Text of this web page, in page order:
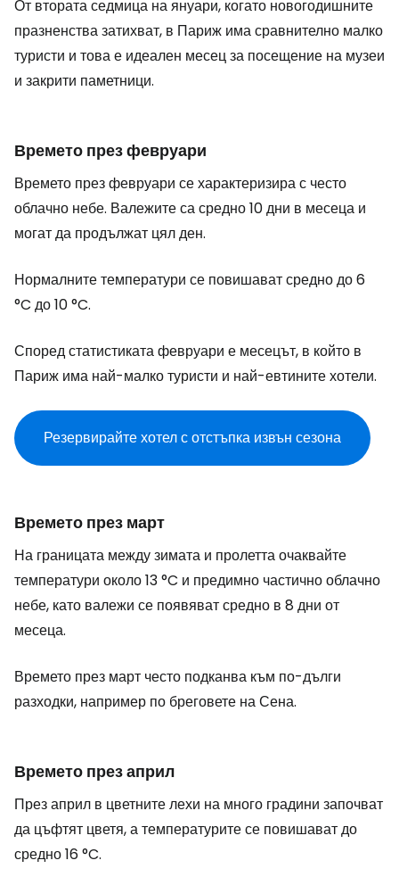
От втората седмица на януари, когато новогодишните
празненства затихват, в Париж има сравнително малко
туристи и това е идеален месец за посещение на музеи
и закрити паметници.
Времето през февруари
Времето през февруари се характеризира с често
облачно небе. Валежите са средно 10 дни в месеца и
могат да продължат цял ден.
Нормалните температури се повишават средно до 6
°C до 10 °C.
Според статистиката февруари е месецът, в който в
Париж има най-малко туристи и най-евтините хотели.
Резервирайте хотел с отстъпка извън сезона
Времето през март
На границата между зимата и пролетта очаквайте
температури около 13 °C и предимно частично облачно
небе, като валежи се появяват средно в 8 дни от
месеца.
Времето през март често подканва към по-дълги
разходки, например по бреговете на Сена.
Времето през април
През април в цветните лехи на много градини започват
да цъфтят цветя, а температурите се повишават до
средно 16 °C.